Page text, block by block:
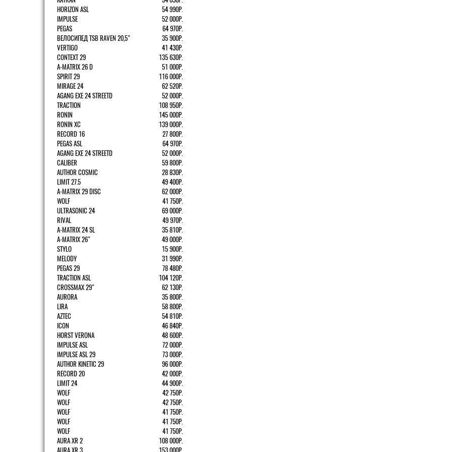
HORIZON ASL
54 990Р.
IMPULSE
52 000Р.
PEGAS
64 970Р.
ВЕЛОСИПЕД TSB RAVEN 20,5"
35 900Р.
VERTIGO
41 430Р.
CONTEXT 29
135 630Р.
A-MATRIX 26 D
51 000Р.
SPIRIT 29
116 000Р.
MIRAGE 24
62 520Р.
AGANG EXE 24 STREETD
52 000Р.
TRACTION
108 950Р.
RONIN
145 000Р.
RONIN XC
139 000Р.
RECORD 16
27 800Р.
PEGAS ASL
64 970Р.
AGANG EXE 24 STREETD
52 000Р.
CALIBER
59 800Р.
AUTHOR COSMIC
28 830Р.
LIMIT 27.5
49 400Р.
A-MATRIX 29 DISC
62 000Р.
WOLF
41 750Р.
ULTRASONIC 24
69 000Р.
RIVAL
49 970Р.
A-MATRIX 24 SL
35 810Р.
A-MATRIX 26"
49 000Р.
STYLO
15 900Р.
MELODY
31 990Р.
PEGAS 29
78 480Р.
TRACTION ASL
104 120Р.
CROSSMAX 29"
62 130Р.
AURORA
35 800Р.
LIRA
58 800Р.
AZTEC
54 810Р.
ICON
46 840Р.
HORST VERONA
48 600Р.
IMPULSE ASL
72 000Р.
IMPULSE ASL 29
73 000Р.
AUTHOR KINETIC 29
96 000Р.
RECORD 20
42 000Р.
LIMIT 24
44 900Р.
WOLF
42 750Р.
WOLF
42 750Р.
WOLF
41 750Р.
WOLF
41 750Р.
WOLF
41 750Р.
AURA XR 2
108 000Р.